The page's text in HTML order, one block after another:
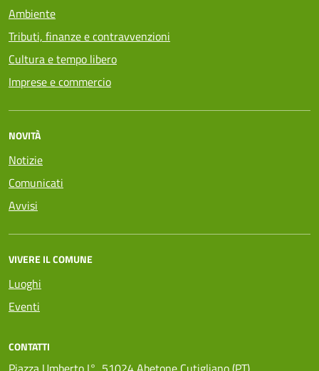
Ambiente
Tributi, finanze e contravvenzioni
Cultura e tempo libero
Imprese e commercio
NOVITÀ
Notizie
Comunicati
Avvisi
VIVERE IL COMUNE
Luoghi
Eventi
CONTATTI